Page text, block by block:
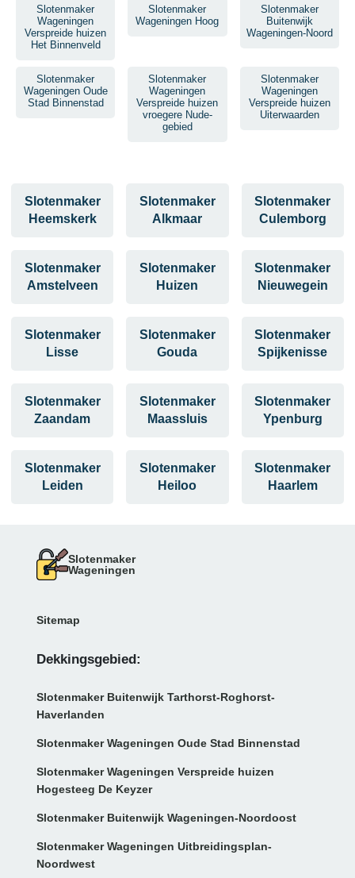
Slotenmaker
Wageningen
Verspreide huizen
Het Binnenveld
Slotenmaker
Wageningen Hoog
Slotenmaker
Buitenwijk
Wageningen-Noord
Slotenmaker
Wageningen Oude
Stad Binnenstad
Slotenmaker
Wageningen
Verspreide huizen
vroegere Nude-
gebied
Slotenmaker
Wageningen
Verspreide huizen
Uiterwaarden
Slotenmaker
Heemskerk
Slotenmaker
Alkmaar
Slotenmaker
Culemborg
Slotenmaker
Amstelveen
Slotenmaker
Huizen
Slotenmaker
Nieuwegein
Slotenmaker
Lisse
Slotenmaker
Gouda
Slotenmaker
Spijkenisse
Slotenmaker
Zaandam
Slotenmaker
Maassluis
Slotenmaker
Ypenburg
Slotenmaker
Leiden
Slotenmaker
Heiloo
Slotenmaker
Haarlem
Slotenmaker
Wageningen
Sitemap
Dekkingsgebied:
Slotenmaker Buitenwijk Tarthorst-Roghorst-
Haverlanden
Slotenmaker Wageningen Oude Stad Binnenstad
Slotenmaker Wageningen Verspreide huizen
Hogesteeg De Keyzer
Slotenmaker Buitenwijk Wageningen-Noordoost
Slotenmaker Wageningen Uitbreidingsplan-
Noordwest